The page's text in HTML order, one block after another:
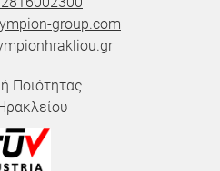
group.com
Ποιότητας